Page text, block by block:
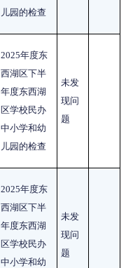
儿园的检查
2025年度东
西湖区下半
年度东西湖
区学校民办
中小学和幼
儿园的检查
未发
现问
题
2025年度东
西湖区下半
年度东西湖
区学校民办
中小学和幼
未发
现问
题